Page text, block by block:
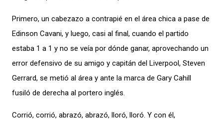
Primero, un cabezazo a contrapié en el área chica a pase de
Edinson Cavani, y luego, casi al final, cuando el partido
estaba 1 a 1 y no se veía por dónde ganar, aprovechando un
error defensivo de su amigo y capitán del Liverpool, Steven
Gerrard, se metió al área y ante la marca de Gary Cahill
fusiló de derecha al portero inglés.
Corrió, corrió, abrazó, abrazó, lloró, lloró. Y con él,